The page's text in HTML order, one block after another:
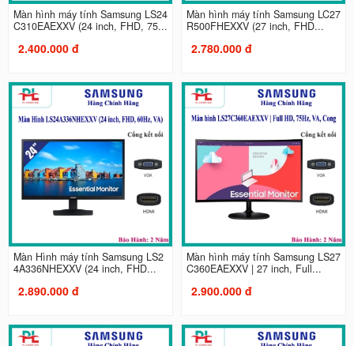
Màn hình máy tính Samsung LS24
C310EAEXXV (24 inch, FHD, 75...
2.400.000 đ
Màn hình máy tính Samsung LC27
R500FHEXXV (27 inch, FHD...
2.780.000 đ
Màn Hình máy tính Samsung LS2
4A336NHEXXV (24 inch, FHD...
2.890.000 đ
Màn hình máy tính Samsung LS27
C360EAEXXV | 27 inch, Full...
2.900.000 đ